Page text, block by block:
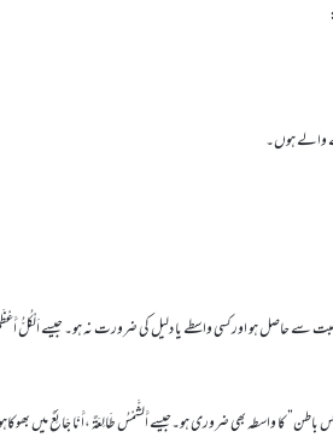
سے حاصل ہو اور کسی واسطے یا دلیل کی ضرورت نہ ہو۔ جیسے اَلْکُلُّ
باطن” کا واسطہ بھی ضروری ہو۔جیسے أَلشَّمْسُ طَالِعَۃٌ ،أَنَا جَائِعٌ میں